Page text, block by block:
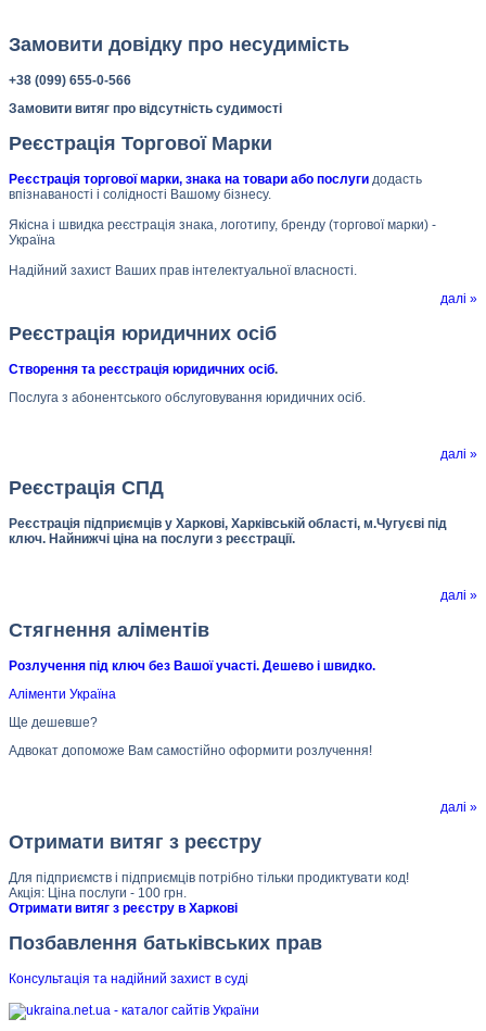
Замовити довідку про несудимість
+38 (099) 655-0-566
Замовити витяг про відсутність судимості
Реєстрація Торгової Марки
Реєстрація торгової марки, знака на товари або послуги додасть
впізнаваності і солідності Вашому бізнесу.
Якісна і швидка реєстрація знака, логотипу, бренду (торгової марки) -
Україна
Надійний захист Ваших прав інтелектуальної власності.
далі »
Реєстрація юридичних осіб
Створення та реєстрація юридичних осіб.
Послуга з абонентського обслуговування юридичних осіб.
далі »
Реєстрація СПД
Реєстрація підприємців у Харкові, Харківській області, м.Чугуєві під
ключ. Найнижчі ціна на послуги з реєстрації.
далі »
Стягнення аліментів
Розлучення під ключ без Вашої участі. Дешево і швидко.
Аліменти Україна
Ще дешевше?
Адвокат допоможе Вам самостійно оформити розлучення!
далі »
Отримати витяг з реєстру
Для підприємств і підприємців потрібно тільки продиктувати код!
Акція: Ціна послуги - 100 грн.
Отримати витяг з реєстру в Харкові
Позбавлення батьківських прав
Консультація та надійний захист в суді